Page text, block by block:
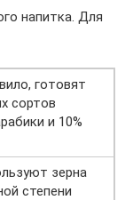
напитка. Для
готовят
сортов
и 10%
зерна
степени